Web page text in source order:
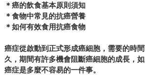
＊癌的飲食基本原則須知
＊食物中常見的抗癌營養
＊如何有效食用抗癌食物
癌症從啟動到正式形成癌細胞，需要的時
久，期間有許多機會阻斷癌細胞的成長，
癌症是多麼不容易的一件事。